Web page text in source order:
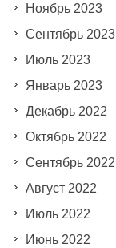
Ноябрь 2023
Сентябрь 2023
Июль 2023
Январь 2023
Декабрь 2022
Октябрь 2022
Сентябрь 2022
Август 2022
Июль 2022
Июнь 2022